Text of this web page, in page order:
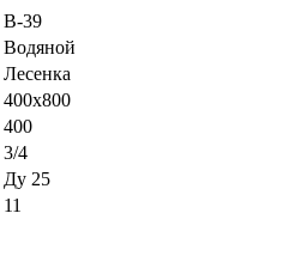
В-39
Водяной
Лесенка
400х800
400
3/4
Ду 25
11